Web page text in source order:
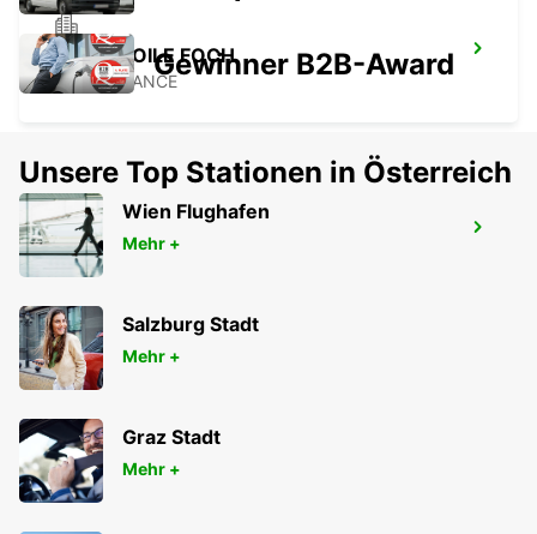
PARIS ETOILE FOCH
PARIS - FRANCE
PARIS PLACE D'ITALIE
PARIS - FRANCE
Gewinner B2B-Award
Unsere Top Stationen in Österreich
Wien Flughafen
Mehr +
Salzburg Stadt
Mehr +
Graz Stadt
Mehr +